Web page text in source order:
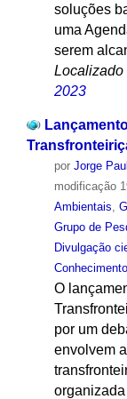
soluções
uma
serem
Localizado
2023
por Jorge
modificação
Ambientais,
Grupo de
Divulgação
Conhecimento
O
por um
envolvem